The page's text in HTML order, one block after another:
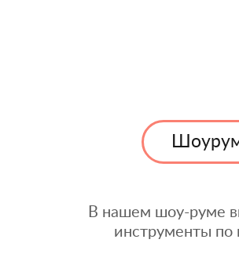
В нашем шоу-руме
инструменты по